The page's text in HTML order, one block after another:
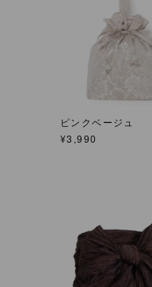
ピンクベージュ
¥3,990